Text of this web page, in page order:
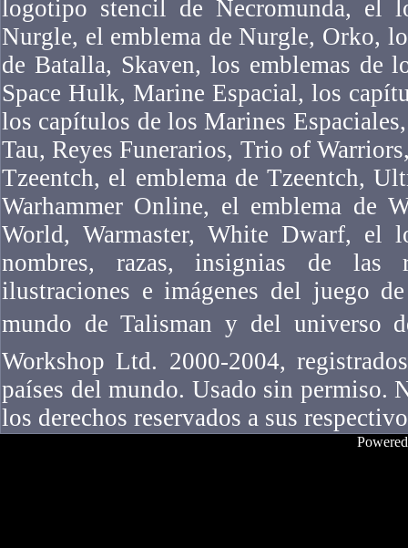
logotipo stencil de Necromunda, el
Nurgle, el emblema de Nurgle, Orko,
de Batalla, Skaven, los emblemas de
Space Hulk, Marine Espacial, los
los capítulos de los Marines
Tau, Reyes Funerarios, Trio of
Tzeentch, el emblema de Tzeentch,
Warhammer Online, el emblema de
World, Warmaster, White Dwarf, el
nombres, razas, insignias de las
ilustraciones e imágenes del juego
mundo de Talisman y del universo
Workshop Ltd. 2000-2004,
países del mundo. Usado sin permiso.
los derechos reservados a sus